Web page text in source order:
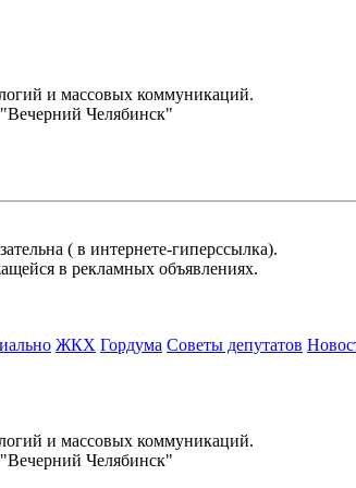
и массовых коммуникаций.
Челябинск"
( в интернете-гиперссылка).
в рекламных объявлениях.
ЖКХ Гордума Советы депутатов
и массовых коммуникаций.
Челябинск"